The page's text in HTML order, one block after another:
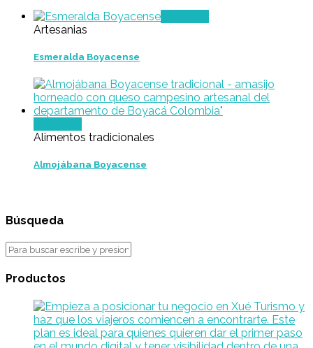
Artesanias
Esmeralda Boyacense
Alimentos tradicionales
Almojábana Boyacense
Búsqueda
Productos